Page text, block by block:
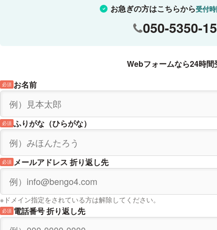
「専門家証言の特徴と立ち向かうための準備」
2016年
（掲載誌）季刊刑事弁護86号
2016年
「重大少年逆送事件のケースセオリー」
（掲載誌）季刊刑事弁護88号
2016年
「自閉スペクトラム症のある少年の事件の付添人，弁護人
お急ぎの方はこちらから受付
050-5350-
Webフォームなら24時間
お名前
必須
ふりがな（ひらがな）
必須
メールアドレス 折り返し先
必須
※ドメイン指定をされている方は解除してください。
電話番号 折り返し先
必須